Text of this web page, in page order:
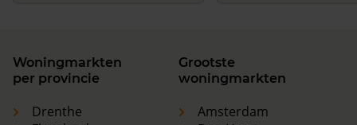
Woningmarkten
per provincie
Drenthe
Grootste
woningmarkten
Amsterdam